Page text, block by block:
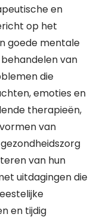
en
op het
goede mentale
van
die
emoties en
therapieën,
van
van hun
uitdagingen die
en tijdig